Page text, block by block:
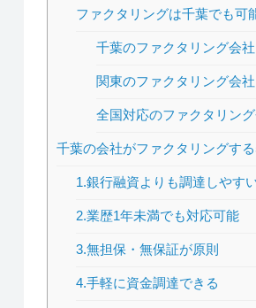
ファクタリングは千葉でも可
千葉のファクタリング会
関東のファクタリング会
全国対応のファクタリン
千葉の会社がファクタリングす
1.銀行融資よりも調達しやす
2.業歴1年未満でも対応可能
3.無担保・無保証が原則
4.手軽に資金調達できる